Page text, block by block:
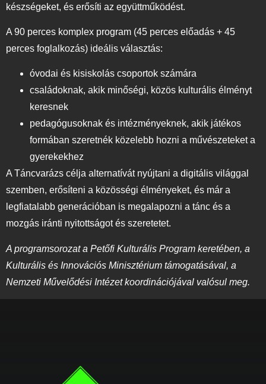
készségeket, és erősíti az együttműködést.
A 90 perces komplex program (45 perces előadás + 45
perces foglalkozás) ideális választás:
óvodai és kisiskolás csoportok számára
családoknak, akik minőségi, közös kulturális élményt
keresnek
pedagógusoknak és intézményeknek, akik játékos
formában szeretnék közelebb hozni a művészeteket a
gyerekekhez
A Táncvarázs célja alternatívát nyújtani a digitális világgal
szemben, erősíteni a közösségi élményeket, és már a
legfiatalabb generációban is megalapozni a tánc és a
mozgás iránti nyitottságot és szeretetet.
A programsorozat a Petőfi Kulturális Program keretében, a
Kulturális és Innovációs Minisztérium támogatásával, a
Nemzeti Művelődési Intézet koordinációjával valósul meg.